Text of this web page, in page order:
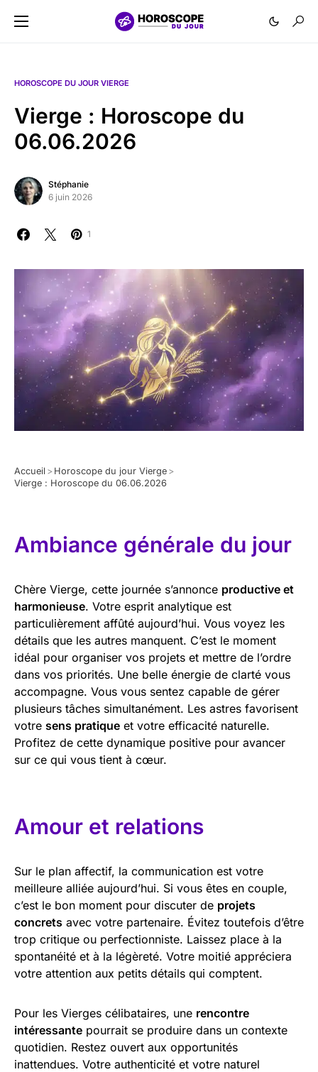
HOROSCOPE DU JOUR VIERGE
Vierge : Horoscope du
06.06.2026
Stéphanie
6 juin 2026
1
Accueil > Horoscope du jour Vierge >
Vierge : Horoscope du 06.06.2026
Ambiance générale du jour
Chère Vierge, cette journée s’annonce productive et
harmonieuse. Votre esprit analytique est
particulièrement affûté aujourd’hui. Vous voyez les
détails que les autres manquent. C’est le moment
idéal pour organiser vos projets et mettre de l’ordre
dans vos priorités. Une belle énergie de clarté vous
accompagne. Vous vous sentez capable de gérer
plusieurs tâches simultanément. Les astres favorisent
votre sens pratique et votre efficacité naturelle.
Profitez de cette dynamique positive pour avancer
sur ce qui vous tient à cœur.
Amour et relations
Sur le plan affectif, la communication est votre
meilleure alliée aujourd’hui. Si vous êtes en couple,
c’est le bon moment pour discuter de projets
concrets avec votre partenaire. Évitez toutefois d’être
trop critique ou perfectionniste. Laissez place à la
spontanéité et à la légèreté. Votre moitié appréciera
votre attention aux petits détails qui comptent.
Pour les Vierges célibataires, une rencontre
intéressante pourrait se produire dans un contexte
quotidien. Restez ouvert aux opportunités
inattendues. Votre authenticité et votre naturel